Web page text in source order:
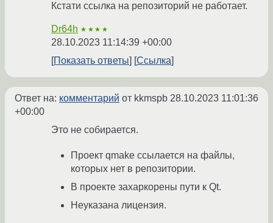
Кстати ссылка на репозиторий не работает.
Dr64h ★★★★
28.10.2023 11:14:39 +00:00
Показать ответы
Ссылка
Ответ на: комментарий от kkmspb 28.10.2023 11:01:36
+00:00
Это не собирается.
Проект qmake ссылается на файлы,
которых нет в репозитории.
В проекте захаркорены пути к Qt.
Неуказана лицензия.